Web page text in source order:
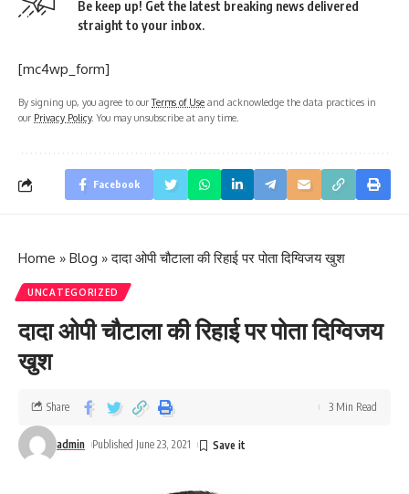
Be keep up! Get the latest breaking news delivered
straight to your inbox.
[mc4wp_form]
By signing up, you agree to ourTerms of Use and acknowledge the data practices in
our Privacy Policy. You may unsubscribe at any time.
Facebook
Home » Blog »दादा ओपी चौटाला की रिहाई पर पोता दिग्विजय खुश
UNCATEGORIZED
दादा ओपी चौटाला की रिहाई पर पोता दिग्विजय
खुश
admin Published June 23, 2021
Share 3 Min Read